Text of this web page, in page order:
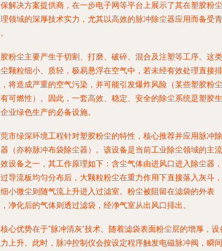
解决方案提供商，在一步电子网等平台上展示了其在塑胶粉尘
领域的深厚技术实力，尤其以高效的脉冲除尘器应用而备受青
粉尘主要产生于切割、打磨、破碎、混合及注塑等工序。这类
颗粒细小、质轻，极易悬浮在空气中，若未经有效处理直接排
将造成严重的空气污染，并可能引发爆炸风险（某些塑胶粉尘
可燃性）。因此，一套高效、稳定、安全的除尘系统是塑胶生
业绿色生产的必备设施。
市绿深环境工程针对塑胶粉尘的特性，核心推荐并应用脉冲除
（亦称脉冲布袋除尘器）。该设备是当前工业除尘领域的主流
设备之一，其工作原理如下：含尘气体由进风口进入除尘器，
导流板均匀分布后，大颗粒粉尘在重力作用下直接落入灰斗，
小微尘则随气流上升进入过滤室。粉尘被阻留在滤袋的外表
净化后的气体则透过滤袋，经净气室从出风口排出。
心优势在于“脉冲清灰”技术。随着滤袋表面粉尘层的增厚，设
上升。此时，脉冲控制仪会按设定程序触发电磁脉冲阀，瞬间